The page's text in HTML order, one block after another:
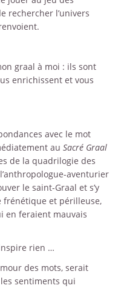
rechercher l’univers
graal à moi : ils sont
enrichissent et vous
avec le mot
au Sacré Graal
de la quadrilogie des
aventurier
le saint-Graal et s’y
frénétique et périlleuse,
en feraient mauvais
rien …
des mots, serait
sentiments qui